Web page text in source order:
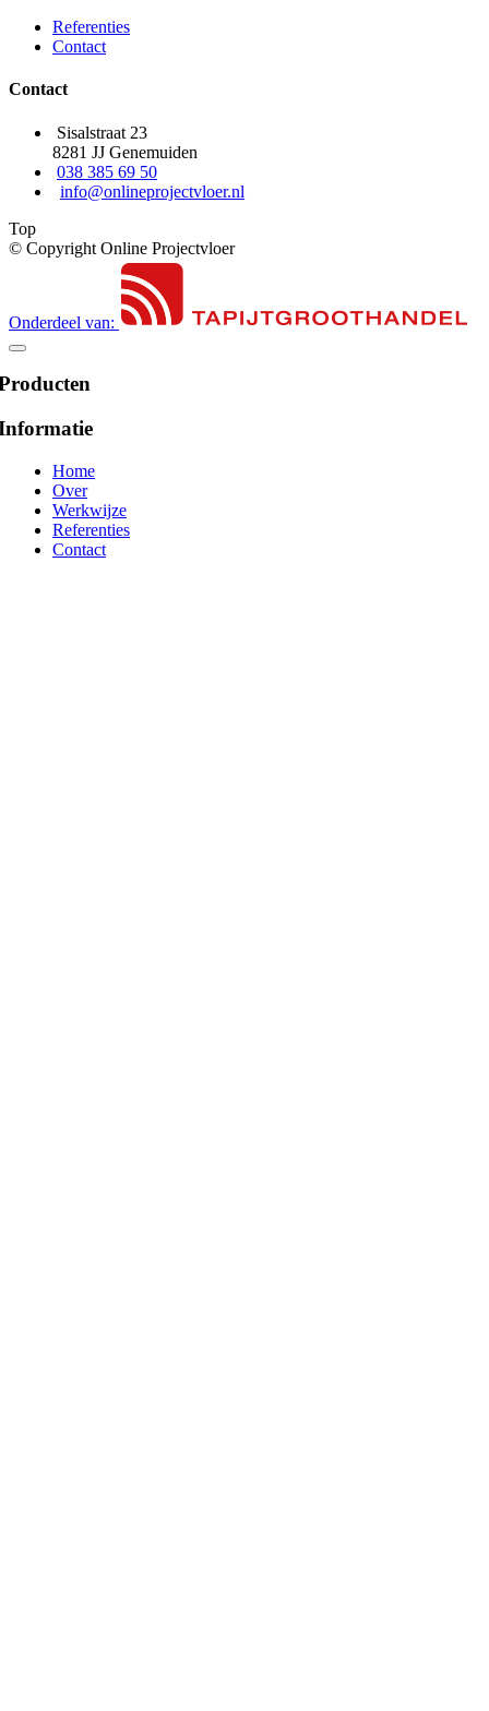
Referenties
Contact
Contact
Sisalstraat 23
8281 JJ Genemuiden
038 385 69 50
info@onlineprojectvloer.nl
Top
© Copyright Online Projectvloer
Onderdeel van:
Home
Over
Werkwijze
Referenties
Contact